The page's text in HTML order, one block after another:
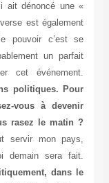
ait dénoncé une «
est également
pouvoir c’est se
un parfait
cet événement.
politiques. Pour
vous à devenir
rasez le matin ?
servir mon pays,
demain sera fait.
dans le